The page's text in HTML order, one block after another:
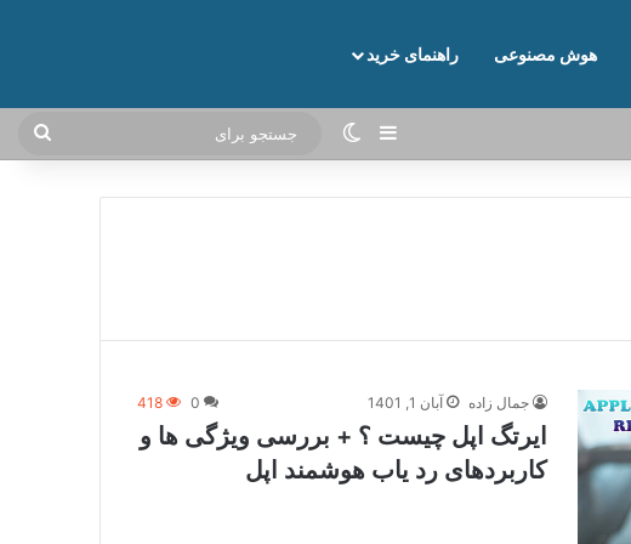
هوش مصنوعی راهنمای خرید
نوارکناریتغییر پوسته
جمال زاده آبان 1, 1401 0
418
ایرتگ اپل چیست ؟ + بررسی ویژگی ها و
کاربردهای رد یاب هوشمند اپل